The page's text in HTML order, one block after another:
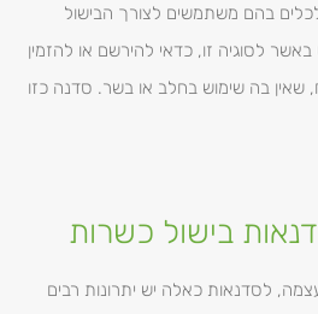
בהם משתמשים לצורך הבישול
לסוגיה זו, כדאי להירשם או להזמין
שאין בה שימוש בחלב או בשר. סדנה כזו
לסדנאות כאלה יש יתרונות רבים